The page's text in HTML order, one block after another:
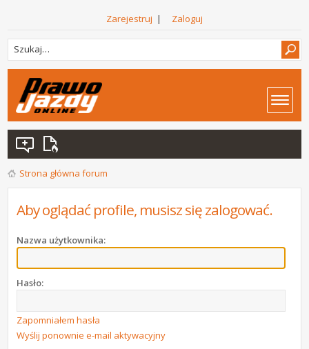
Zarejestruj | Zaloguj
Strona główna forum
Aby oglądać profile, musisz się zalogować.
Nazwa użytkownika:
Hasło:
Zapomniałem hasła
Wyślij ponownie e-mail aktywacyjny